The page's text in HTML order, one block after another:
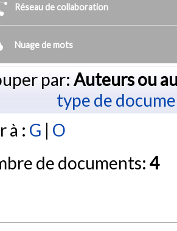
Réseau de collaboration
Nuage de mots
par: Auteurs ou
type de
à : G | O
de documents: 4